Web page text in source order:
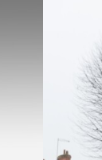
cinq
le